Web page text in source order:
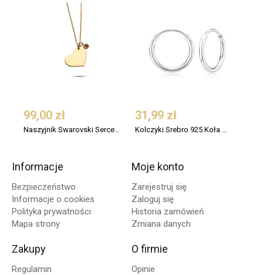
99,00 zł
Naszyjnik Swarovski Serce Srebro 925 Pozłacany
31,99 zł
Kolczyki Srebro 925 Koła Małe 12 mm
Informacje
Bezpieczeństwo
Informacje o cookies
Polityka prywatności
Mapa strony
Moje konto
Zarejestruj się
Zaloguj się
Historia zamówień
Zmiana danych
Zakupy
Regulamin
O firmie
Opinie